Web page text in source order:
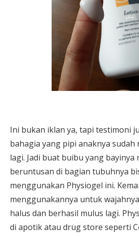
Ini bukan iklan ya, tapi testimoni
bahagia yang pipi anaknya
lagi. Jadi buat buibu yang bayinya
beruntusan di bagian tubuhnya
menggunakan Physiogel ini.
menggunakannya untuk
halus dan berhasil mulus lagi.
di apotik atau drug store seperti